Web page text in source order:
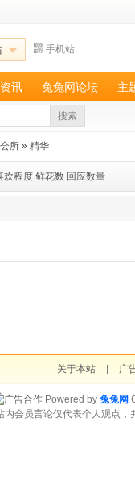
手机站
讯 兔兔网论坛 主
搜索
所 » 精华
欢程度 鲜花数 回应数量
关于本站 广
Powered by 兔兔网
内会员言论仅代表个人观点